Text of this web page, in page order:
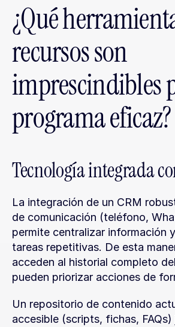
¿Qué
recursos son
imprescindibles
programa eficaz?
Tecnología integrada
La integración de un CRM
de comunicación (teléfono,
permite centralizar información
tareas repetitivas. De esta
acceden al historial completo
pueden priorizar acciones de
Un repositorio de contenido
accesible (scripts, fichas, FAQs)